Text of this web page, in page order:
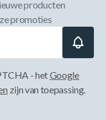
producten
promoties
- hetGoogle
zijn van toepassing.